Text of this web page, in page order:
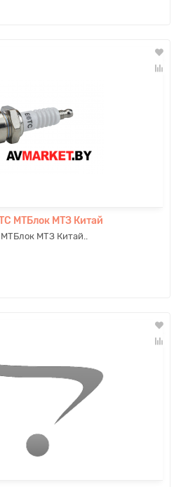
МТБлок МТЗ Китай
МТБлок МТЗ Китай..